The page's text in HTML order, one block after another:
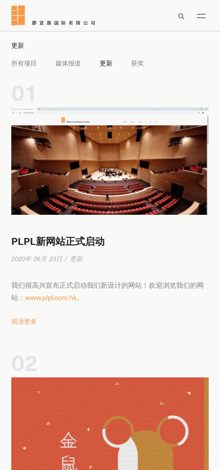

更新
所有项目 媒体报道 更新 获奖
PLPL新网站正式启动
2020年 06月 23日 / 更新
我们很高兴宣布正式启动我们新设计的网站！欢迎浏览我们的网
站： www.plpl.com.hk。
阅读更多